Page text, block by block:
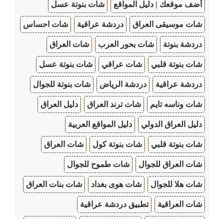
أضف موقعك | دليل المواقع شات بنوتة عسل
شات موسيقى العراق دردشة عراقية شات احساس
دردشة بنوتة شات بحور العرب شات العراق
شات بنوتة قلبي شات عراقي شات بنوتة عسل
دردشة عراقية دردشة الرياض شات بنوتة للجوال
شات وناسه تايم شات ترند العراق دليل العراق
دليل العراق الدولي دليل المواقع العربية
شات بنوتة قلبي شات بنوتة كول شات العراق
شات العراق للجوال شات طموح للجوال
شات هلا للجوال شات هوى بغداد شات بنات العراق
شات العراقية تطبيق دردشة عراقية